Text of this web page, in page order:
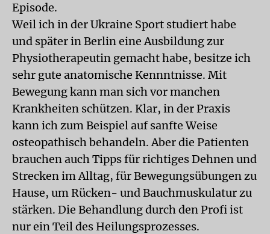
Episode.
Weil ich in der Ukraine Sport studiert habe
und später in Berlin eine Ausbildung zur
Physiotherapeutin gemacht habe, besitze ich
sehr gute anatomische Kennntnisse. Mit
Bewegung kann man sich vor manchen
Krankheiten schützen. Klar, in der Praxis
kann ich zum Beispiel auf sanfte Weise
osteopathisch behandeln. Aber die Patienten
brauchen auch Tipps für richtiges Dehnen und
Strecken im Alltag, für Bewegungsübungen zu
Hause, um Rücken- und Bauchmuskulatur zu
stärken. Die Behandlung durch den Profi ist
nur ein Teil des Heilungsprozesses.